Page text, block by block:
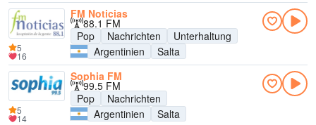
FM Noticias
88.1 FM
Pop
Nachrichten
Unterhaltung
Argentinien
Salta
5
16
Sophia FM
99.5 FM
Pop
Nachrichten
Argentinien
Salta
5
14